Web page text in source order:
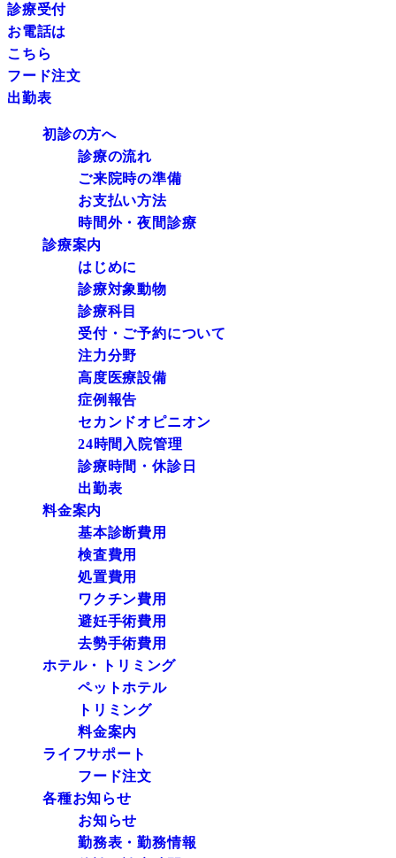
診療受付
お電話は
こちら
フード注文
出勤表
初診の方へ
診療の流れ
ご来院時の準備
お支払い方法
時間外・夜間診療
診療案内
はじめに
診療対象動物
診療科目
受付・ご予約について
注力分野
高度医療設備
症例報告
セカンドオピニオン
24時間入院管理
診療時間・休診日
出勤表
料金案内
基本診断費用
検査費用
処置費用
ワクチン費用
避妊手術費用
去勢手術費用
ホテル・トリミング
ペットホテル
トリミング
料金案内
ライフサポート
フード注文
各種お知らせ
お知らせ
勤務表・勤務情報